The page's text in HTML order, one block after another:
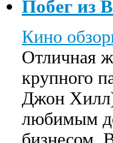
Побег из
Кино
Отличная
крупного
Джон
любимым